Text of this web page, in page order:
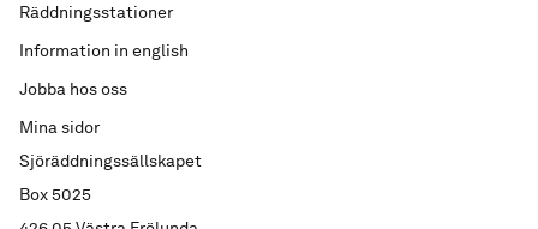
Sjöräddningssällskapet
Box 5025
Räddningsstationer
Information in english
Jobba hos oss
Mina sidor